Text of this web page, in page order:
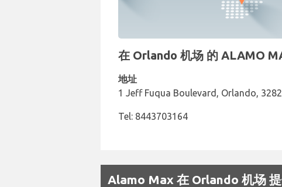
在 Orlando 机场 的 ALAMO
地址
1 Jeff Fuqua Boulevard, Orlando,
Tel: 8443703164
Alamo Max 在 Orlando 机场